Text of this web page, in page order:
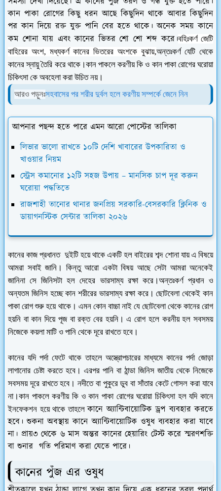
কান পাকা রোগের কিছু ধরন আছে কিছুদিন থাকে আবার কিছুদিন
পর কান দিয়ে রক্ত যুক্ত পানি বের হতে থাকে। অনেক সময় কানে
কম শোনা যায় এবং কানের ভিতর শো শো শব্দ করে।বহিঃকর্ণজেটি
বাহিরের অংশ, মধ্যকর্ণ কানের ভিতরের অংশকে বুঝায়,অন্তঃকর্ণ যেটি থেকে
কানের স্নায়ু তৈরি করে থাকে।কান পাকলে করণীয় কি ও কান পাকা রোগের ঘরোয়া
চিকিৎসা কে অবহেলা করা উচিত নয়।
আরও পড়ুনঃসহবাসের পর শরীর দুর্বল হলে করণীয় সম্পর্কে জেনে নিন
আপনার পছন্দ হতে পারে এমন আরো পোস্টের তালিকা
লিভার ভালো রাখতে ১০টি দেশি খাবারের উপকারিতা ও
খাওয়ার নিয়ম
স্ট্রেস কমানোর ১২টি সহজ উপায় – মানসিক চাপ দূর করুন
ঘরোয়া পদ্ধতিতে
রাজশাহী তানোর থানার জনপ্রিয় সরকারি-বেসরকারি ক্লিনিক ও
ডায়াগনস্টিক সেন্টার তালিকা ২০২৬
কানের কাজ প্রধানত দুইটি হয়ে থাকে একটি হল বাইরের শব্দ শোনা যায় এ বিষয়ে
আমরা সবাই জানি। কিন্তু আরো একটা বিষয় আছে সেটা আমরা অনেকেই
জানিনা সে জিনিসটা হল দেহের ভারসাম্য রক্ষা করে।অন্তঃকর্ণ প্রধান ও
অন্যতম জিনিস হচ্ছে কান শরীরের ভারসাম্য রক্ষা করে। ছোটবেলা থেকেই কান
পাকা রোগ শুরু হয়ে থাকে। এমন কোন বাচ্চা নাই যে ছোটবেলা থেকে কানের রোগ
হয়নি বা কান দিয়ে পূজ বা রক্ত বের হয়নি। এ রোগ হলে করনীয় হল সবসময়
নিজেকে কয়লা মাটি ও পানি থেকে দূরে রাখতে হবে।
কানের যদি পর্দা ফেটে থাকে তাহলে অস্ত্রোপচারের মাধ্যমে কানের পর্দা জোড়া
লাগানোর চেষ্টা করতে হবে। এরপর পানি বা ঠান্ডা জিনিস জাতীয় থেকে নিজেকে
সবসময় দূরে রাখতে হবে। নদীতে বা পুকুরে ডুব বা সাঁতার কেটে গোসল করা যাবে
না।কান পাকলে করণীয় কি ও কান পাকা রোগের ঘরোয়া চিকিৎসা হল যদি কানে
ইনফেকশন হয়ে থাকে তাহলেকানে অ্যান্টিবায়োটিক ড্রপ ব্যবহার করতে
হবে। শুকনা অবস্থায় কানে অ্যান্টিবায়োটিক ওষুধ ব্যবহার করা যাবে
না। প্রায়৩ থেকে ৬ মাস অন্তর কানের হেয়ারিং টেস্ট করে স্মরণশক্তি
বা শুনার গতি পরিমাণ করা যেতে পারে।
কানের পুঁজ এর ওষুধ